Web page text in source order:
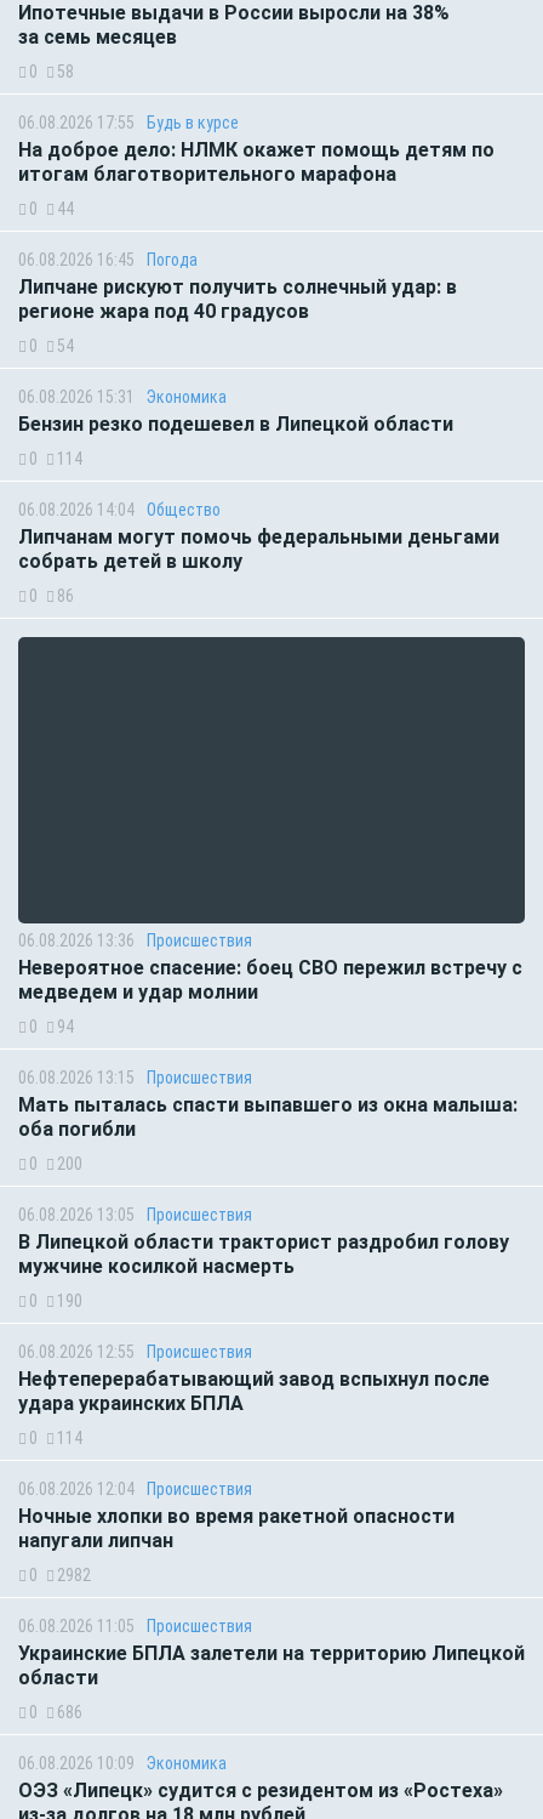
Ипотечные выдачи в России выросли на 38%
за семь месяцев
0 58
06.08.2026 17:55 Будь в курсе
На доброе дело: НЛМК окажет помощь детям по
итогам благотворительного марафона
0 44
06.08.2026 16:45 Погода
Липчане рискуют получить солнечный удар: в
регионе жара под 40 градусов
0 54
06.08.2026 15:31 Экономика
Бензин резко подешевел в Липецкой области
0 114
06.08.2026 14:04 Общество
Липчанам могут помочь федеральными деньгами
собрать детей в школу
0 86
06.08.2026 13:36 Происшествия
Невероятное спасение: боец СВО пережил встречу с
медведем и удар молнии
0 94
06.08.2026 13:15 Происшествия
Мать пыталась спасти выпавшего из окна малыша:
оба погибли
0 200
06.08.2026 13:05 Происшествия
В Липецкой области тракторист раздробил голову
мужчине косилкой насмерть
0 190
06.08.2026 12:55 Происшествия
Нефтеперерабатывающий завод вспыхнул после
удара украинских БПЛА
0 114
06.08.2026 12:04 Происшествия
Ночные хлопки во время ракетной опасности
напугали липчан
0 2982
06.08.2026 11:05 Происшествия
Украинские БПЛА залетели на территорию Липецкой
области
0 686
06.08.2026 10:09 Экономика
ОЭЗ «Липецк» судится с резидентом из «Ростеха»
из-за долгов на 18 млн рублей